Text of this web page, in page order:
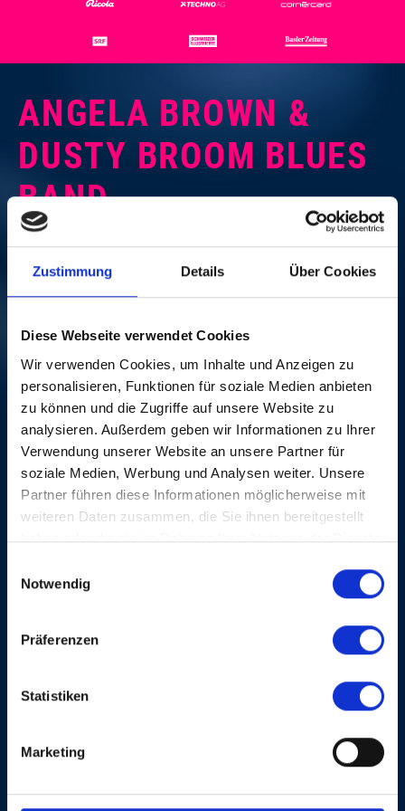
Zustimmung Details Über Cookies
Diese Webseite verwendet Cookies
Wir verwenden Cookies, um Inhalte und Anzeigen zu
personalisieren, Funktionen für soziale Medien anbieten
zu können und die Zugriffe auf unsere Website zu
analysieren. Außerdem geben wir Informationen zu Ihrer
Verwendung unserer Website an unsere Partner für
soziale Medien, Werbung und Analysen weiter. Unsere
Partner führen diese Informationen möglicherweise mit
weiteren Daten zusammen, die Sie ihnen bereitgestellt
haben oder die sie im Rahmen Ihrer Nutzung der Dienste
Notwendig
Präferenzen
Statistiken
Marketing
ANGELA BROWN &
DUSTY BROOM BLUES
BAND
SO, 20. OKT. 1996, 12
UHR | BLUES-LUNCH
In einem Musical sang Angela Brown die Rolle der
Bessie Smith mit grossem Erfolg. Die Dame aus
Chicago wurde oft als «Hottest Blues Lady in Town»
betitelt. Wir verliehen dem Hilton-Lunch das Prädikat
des «hottest Lunch-Buffets in Basel».
WEITERE KONZERTE
BLUES- UND JAZZ-
LUNCH
JEANNE CARROLL